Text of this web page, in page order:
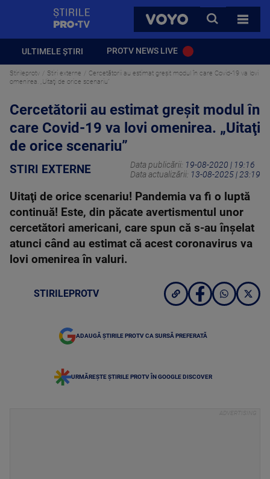
VOYO
CAUTA
TOATE
ULTIMELE ȘTIRI PROTV NEWS LIVE
Stirileprotv Stiri externe
Cercetătorii au estimat greșit modul în care Covid-19 va lovi
omenirea. „Uitaţi de orice scenariu”
Cercetătorii au estimat greșit modul în
care Covid-19 va lovi omenirea. „Uitaţi
de orice scenariu”
STIRI EXTERNE Data publicării: 19-08-2020 | 19:16
Data actualizării: 13-08-2025 | 23:19
Uitaţi de orice scenariu! Pandemia va fi o luptă
continuă! Este, din păcate avertismentul unor
cercetători americani, care spun că s-au înşelat
atunci când au estimat că acest coronavirus va
lovi omenirea în valuri.
STIRILEPROTV
ADAUGĂ ȘTIRILE PROTV CA SURSĂ PREFERATĂ
URMĂREȘTE ȘTIRILE PROTV ÎN GOOGLE DISCOVER